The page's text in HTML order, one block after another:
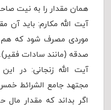
همان مقدار را به نیت
آیت الله مکارم: باید آن
موردی مصرف شود که
صدقه (مانند سادات فقیر).
آیت الله زنجانی: در
مجتهد جامع الشرائط
اگر بداند که مقدار